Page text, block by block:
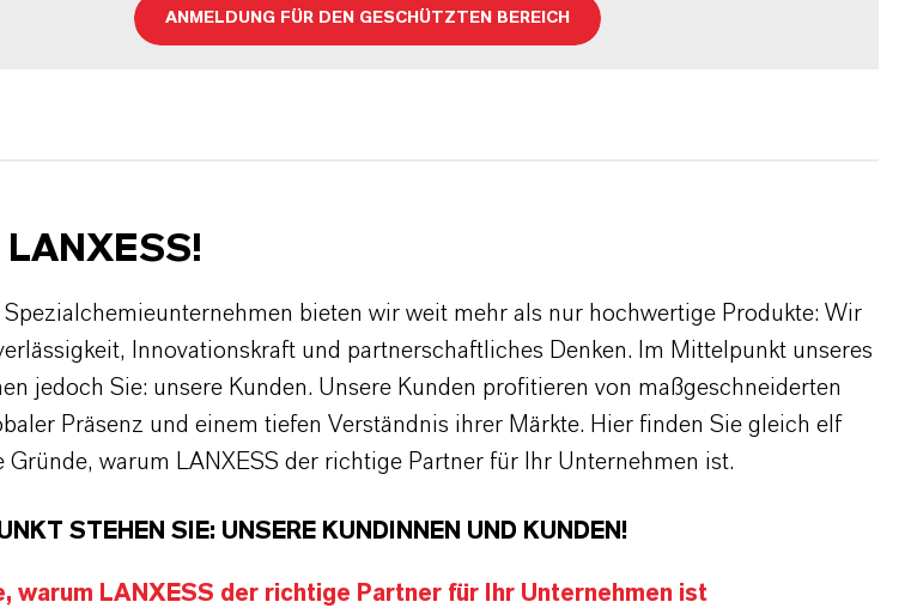
ANMELDUNG FÜR DEN GESCHÜTZTEN BEREICH
LANXESS!
bieten wir weit mehr als nur hochwertige Produkte: Wir
Innovationskraft und partnerschaftliches Denken. Im Mittelpunkt unseres
jedoch Sie: unsere Kunden. Unsere Kunden profitieren von maßgeschneiderten
Präsenz und einem tiefen Verständnis ihrer Märkte. Hier finden Sie gleich elf
Gründe, warum LANXESS der richtige Partner für Ihr Unternehmen ist.
STEHEN SIE: UNSERE KUNDINNEN UND KUNDEN!
warum LANXESS der richtige Partner für Ihr Unternehmen ist